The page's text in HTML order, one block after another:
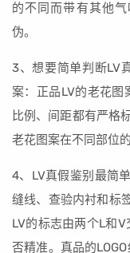
的不同而带有其他
伪。
3、想要简单判断LV
案：正品LV的老花图
比例、间距都有严格
老花图案在不同部位
4、LV真假鉴别最简
缝线、查验内衬和标
LV的标志由两个L和
否精准。真品的